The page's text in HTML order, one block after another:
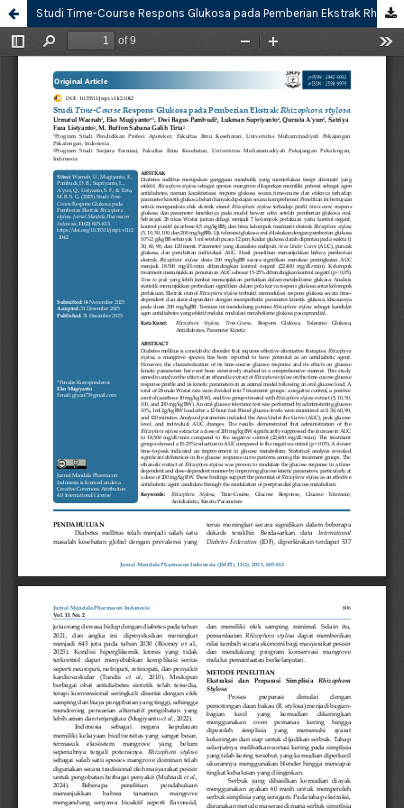
Studi Time-Course Respons Glukosa pada Pemberian Ekstrak Rhizophora stylosa